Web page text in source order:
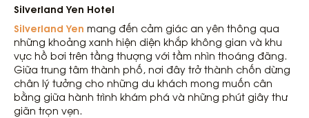
Silverland Yen Hotel
Silverland Yen mang đến cảm giác an yên thông qua
những khoảng xanh hiện diện khắp không gian và khu
vực hồ bơi trên tầng thượng với tầm nhìn thoáng đãng.
Giữa trung tâm thành phố, nơi đây trở thành chốn dừng
chân lý tưởng cho những du khách mong muốn cân
bằng giữa hành trình khám phá và những phút giây thư
giãn trọn vẹn.